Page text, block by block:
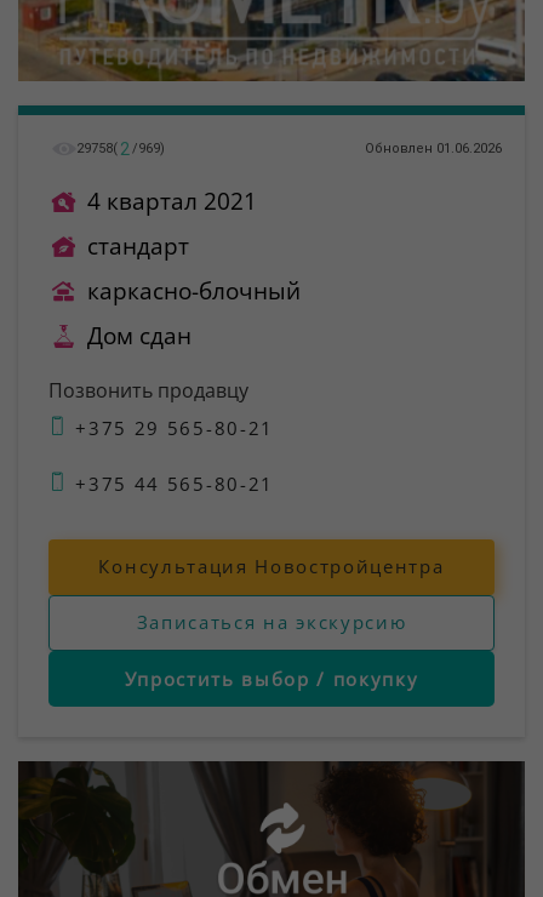
29758( 2 /969) Обновлен 01.06.2026
4 квартал 2021
стандарт
каркасно-блочный
Дом сдан
Позвонить продавцу
+375 29 565-80-21
+375 44 565-80-21
Консультация Новостройцентра
Записаться на экскурсию
Упростить выбор / покупку